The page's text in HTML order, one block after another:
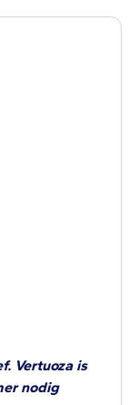
Vertuoza is
nodig